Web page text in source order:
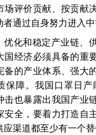
场评价贡献、按贡献
者通过自身努力进入中
优化和稳定产业链、
国经济必须具备的重
备的产业体系、强大
保障。我国口罩日产
击也暴露出我国产业
安全，要着力打造自
应渠道都至少有一个